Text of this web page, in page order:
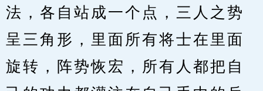
法，各自站成一个点，三人之势
呈三角形，里面所有将士在里面
旋转，阵势恢宏，所有人都把自